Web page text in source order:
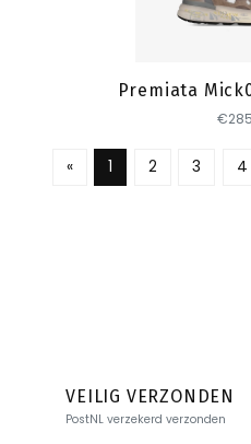
Premiata
« 1 2 3 4
VEILIG VERZONDEN
PostNL verzekerd verzonden